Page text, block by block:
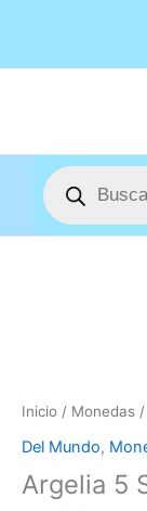
contenido
Búsqueda
de
productos
Inicio / Monedas /
Del Mundo,
Argelia 5
cantidad